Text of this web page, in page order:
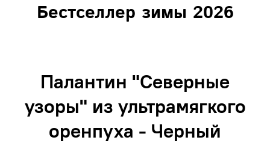
Бестселлер зимы 2026
Палантин "Северные
узоры" из ультрамягкого
оренпуха - Черный